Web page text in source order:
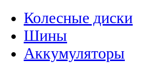
Колесные диски
Шины
Аккумуляторы